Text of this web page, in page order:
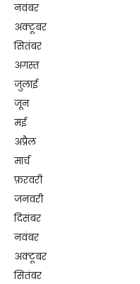
नवंबर
अक्टूबर
सितंबर
अगस्त
जुलाई
जून
मई
अप्रैल
मार्च
फ़रवरी
जनवरी
दिसंबर
नवंबर
अक्टूबर
सितंबर